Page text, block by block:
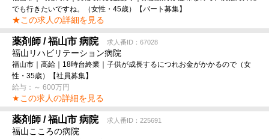
でも行きたいですね。（女性・45歳）【パート募集】
★この求人の詳細を見る
薬剤師 / 福山市 病院 求人番ID：67028
福山リハビリテーション病院
福山市｜高給｜18時台終業｜子供が成長するにつれお金がかかるので（女
性・35歳）【社員募集】
給与：～ 600万円
★この求人の詳細を見る
薬剤師 / 福山市 病院 求人番ID：225691
福山こころの病院